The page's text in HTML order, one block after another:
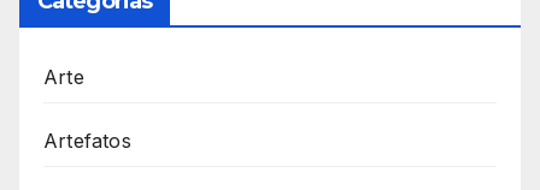
Arte
Artefatos